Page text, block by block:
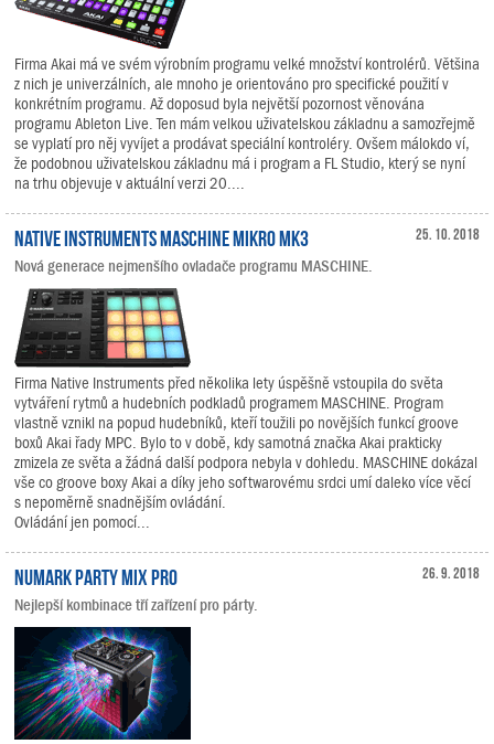
Firma Akai má ve svém výrobním programu velké množství kontrolérů. Většina
z nich je univerzálních, ale mnoho je orientováno pro specifické použití v
konkrétním programu. Až doposud byla největší pozornost věnována
programu Ableton Live. Ten mám velkou uživatelskou základnu a samozřejmě
se vyplatí pro něj vyvíjet a prodávat speciální kontroléry. Ovšem málokdo ví,
že podobnou uživatelskou základnu má i program a FL Studio, který se nyní
na trhu objevuje v aktuální verzi 20....
25. 10. 2018
Native Instruments MASCHINE MIKRO MK3
Nová generace nejmenšího ovladače programu MASCHINE.
Firma Native Instruments před několika lety úspěšně vstoupila do světa
vytváření rytmů a hudebních podkladů programem MASCHINE. Program
vlastně vznikl na popud hudebníků, kteří toužili po novějších funkcí groove
boxů Akai řady MPC. Bylo to v době, kdy samotná značka Akai prakticky
zmizela ze světa a žádná další podpora nebyla v dohledu. MASCHINE dokázal
vše co groove boxy Akai a díky jeho softwarovému srdci umí daleko více věcí
s nepoměrně snadnějším ovládání.
Ovládání jen pomocí...
26. 9. 2018
Numark Party Mix Pro
Nejlepší kombinace tří zařízení pro párty.